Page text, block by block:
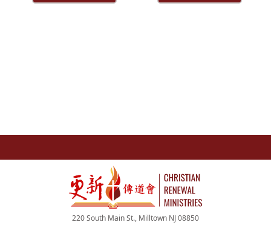
220 South Main St., Milltown NJ 08850